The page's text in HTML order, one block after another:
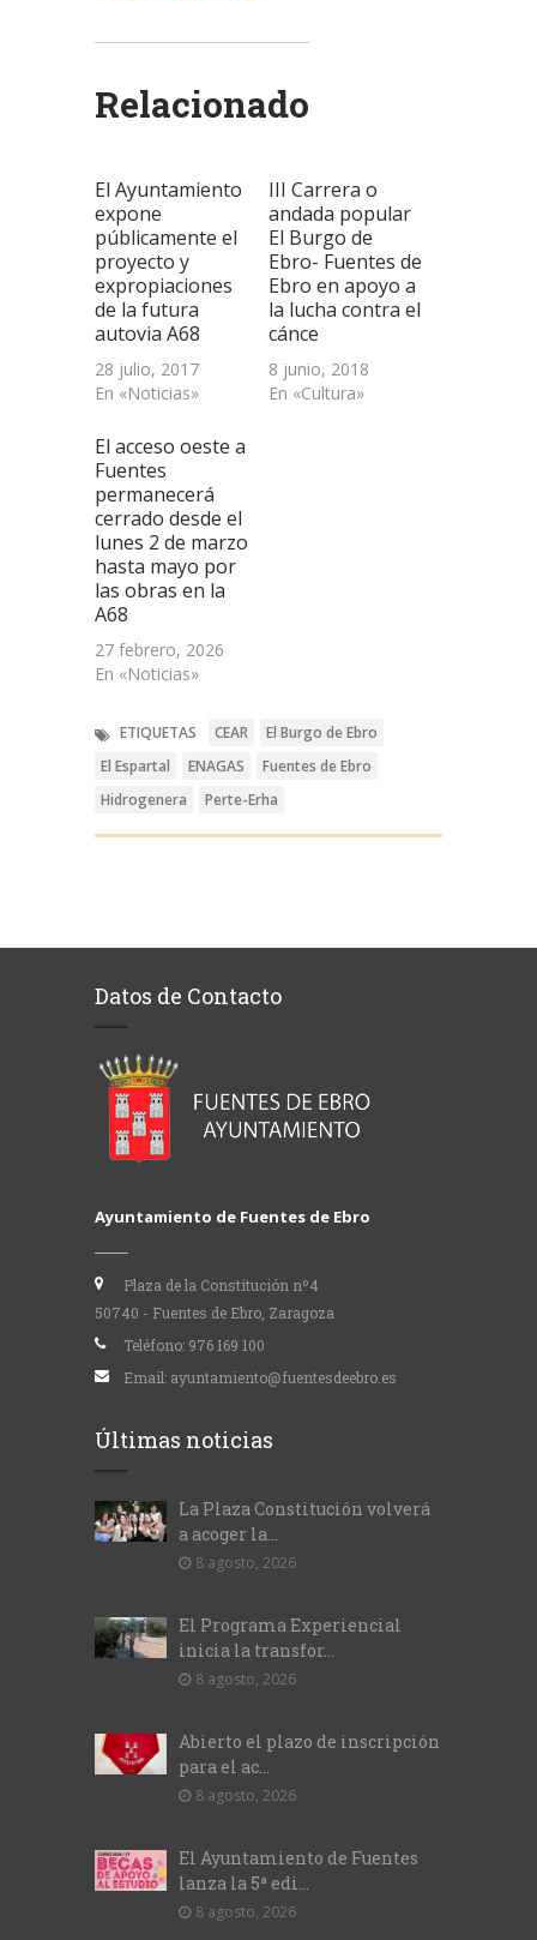
Twitter
en
una
WhatsApp
en
una
LinkedIn
en
una
en
una
ventana
nueva)
Relacionado
El Ayuntamiento
expone
públicamente el
proyecto y
expropiaciones
de la futura
autovia A68
28 julio, 2017
En «Noticias»
III Carrera o
andada popular
El Burgo de
Ebro- Fuentes de
Ebro en apoyo a
la lucha contra el
cánce
8 junio, 2018
En «Cultura»
El acceso oeste a
Fuentes
permanecerá
cerrado desde el
lunes 2 de marzo
hasta mayo por
las obras en la
A68
27 febrero, 2026
En «Noticias»
ETIQUETAS CEAR
El Burgo de Ebro
El Espartal
ENAGAS
Fuentes de Ebro
Hidrogenera
Perte-Erha
Datos de Contacto
Ayuntamiento de Fuentes de Ebro
Plaza de la Constitución nº4
50740 - Fuentes de Ebro, Zaragoza
Teléfono: 976 169 100
Email: ayuntamiento@fuentesdeebro.es
Últimas noticias
La Plaza Constitución volverá
a acoger la...
8 agosto, 2026
El Programa Experiencial
inicia la transfor...
8 agosto, 2026
Abierto el plazo de inscripción
para el ac...
8 agosto, 2026
El Ayuntamiento de Fuentes
lanza la 5ª edi...
8 agosto, 2026